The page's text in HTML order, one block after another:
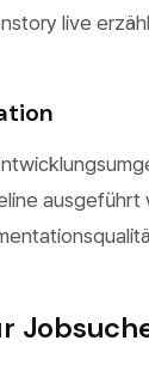
live
ausgeführt